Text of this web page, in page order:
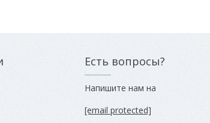
Есть вопросы?
Напишите нам на
[email protected]